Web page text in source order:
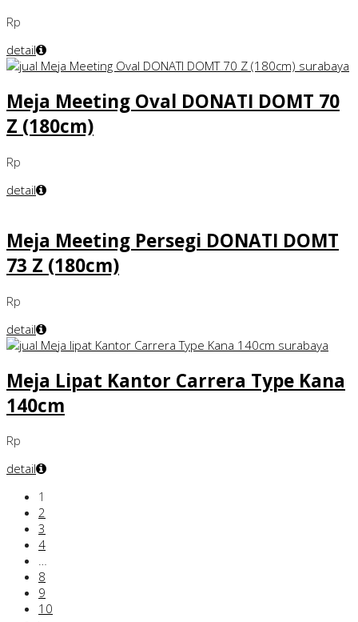
Rp
detail
Meja Meeting Oval DONATI DOMT 70
Z (180cm)
Rp
detail
Meja Meeting Persegi DONATI DOMT
73 Z (180cm)
Rp
detail
Meja Lipat Kantor Carrera Type Kana
140cm
Rp
detail
1
2
3
4
…
8
9
10